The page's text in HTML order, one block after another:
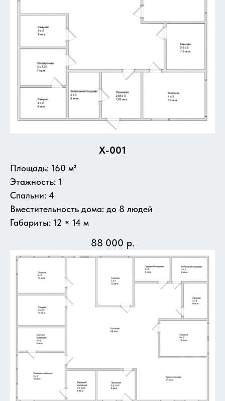
X-001
Площадь: 160 м²
Этажность: 1
Спальни: 4
Вместительность дома: до 8 людей
Габариты: 12 × 14 м
88 000 р.